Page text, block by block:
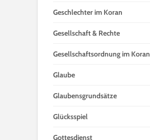
Geschlechter im Koran
Gesellschaft & Rechte
Gesellschaftsordnung im Koran
Glaube
Glaubensgrundsätze
Glücksspiel
Gottesdienst